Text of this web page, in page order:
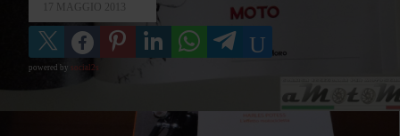
17 MAGGIO 2013
powered by social2s